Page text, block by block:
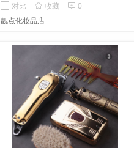
对比  收藏  0
靓点化妆品店